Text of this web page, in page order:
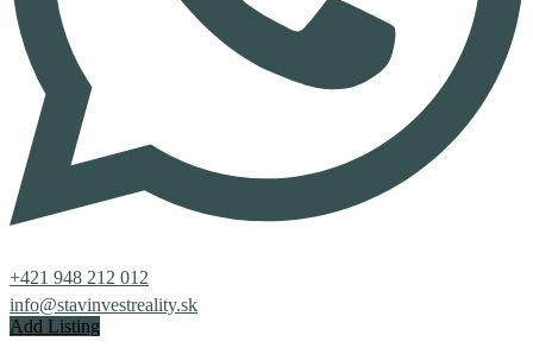
+421 948 212 012
info@stavinvestreality.sk
Add Listing